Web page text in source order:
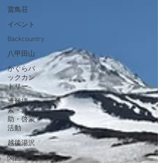
雷鳥荘
イベント
Backcountry
八甲田山
かぐらバ
ックカン
トリー
遭難捜
索・救
助・啓蒙
活動
越後湯沢
関西